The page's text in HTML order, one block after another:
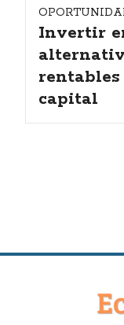
Invertir
capital